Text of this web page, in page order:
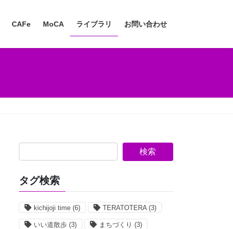
CAFe MoCA ライブラリ お問い合わせ
検索
タグ検索
kichijoji time (6) TERATOTERA(3)
いい道散歩 (3) まちづくり (3)